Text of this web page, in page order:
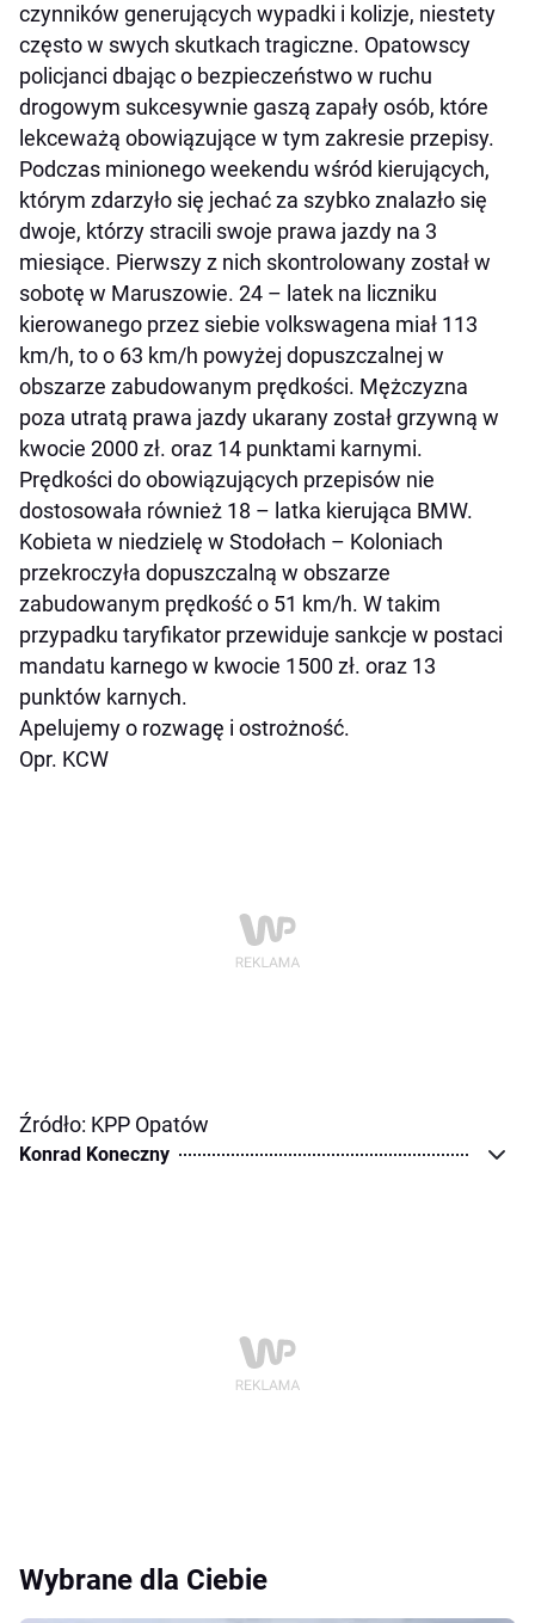
czynników generujących wypadki i kolizje, niestety
często w swych skutkach tragiczne. Opatowscy
policjanci dbając o bezpieczeństwo w ruchu
drogowym sukcesywnie gaszą zapały osób, które
lekceważą obowiązujące w tym zakresie przepisy.
Podczas minionego weekendu wśród kierujących,
którym zdarzyło się jechać za szybko znalazło się
dwoje, którzy stracili swoje prawa jazdy na 3
miesiące. Pierwszy z nich skontrolowany został w
sobotę w Maruszowie. 24 – latek na liczniku
kierowanego przez siebie volkswagena miał 113
km/h, to o 63 km/h powyżej dopuszczalnej w
obszarze zabudowanym prędkości. Mężczyzna
poza utratą prawa jazdy ukarany został grzywną w
kwocie 2000 zł. oraz 14 punktami karnymi.
Prędkości do obowiązujących przepisów nie
dostosowała również 18 – latka kierująca BMW.
Kobieta w niedzielę w Stodołach – Koloniach
przekroczyła dopuszczalną w obszarze
zabudowanym prędkość o 51 km/h. W takim
przypadku taryfikator przewiduje sankcje w postaci
mandatu karnego w kwocie 1500 zł. oraz 13
punktów karnych.
Apelujemy o rozwagę i ostrożność.
Opr. KCW
Źródło: KPP Opatów
Konrad Koneczny
Wybrane dla Ciebie